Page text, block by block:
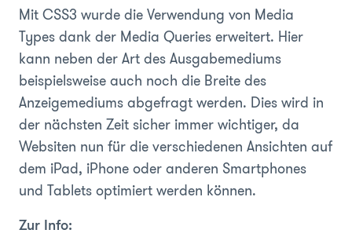
Mit CSS3 wurde die Verwendung von Media
Types dank der Media Queries erweitert. Hier
kann neben der Art des Ausgabemediums
beispielsweise auch noch die Breite des
Anzeigemediums abgefragt werden. Dies wird in
der nächsten Zeit sicher immer wichtiger, da
Websiten nun für die verschiedenen Ansichten auf
dem iPad, iPhone oder anderen Smartphones
und Tablets optimiert werden können.
Zur Info: